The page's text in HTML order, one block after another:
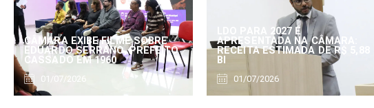
CÂMARA EXIBE FILME SOBRE
EDUARDO SERRANO, PREFEITO
CASSADO EM 1960
01/07/2026
LDO PARA 2027 É
APRESENTADA NA CÂMARA:
RECEITA ESTIMADA DE R$ 5,88
BI
01/07/2026